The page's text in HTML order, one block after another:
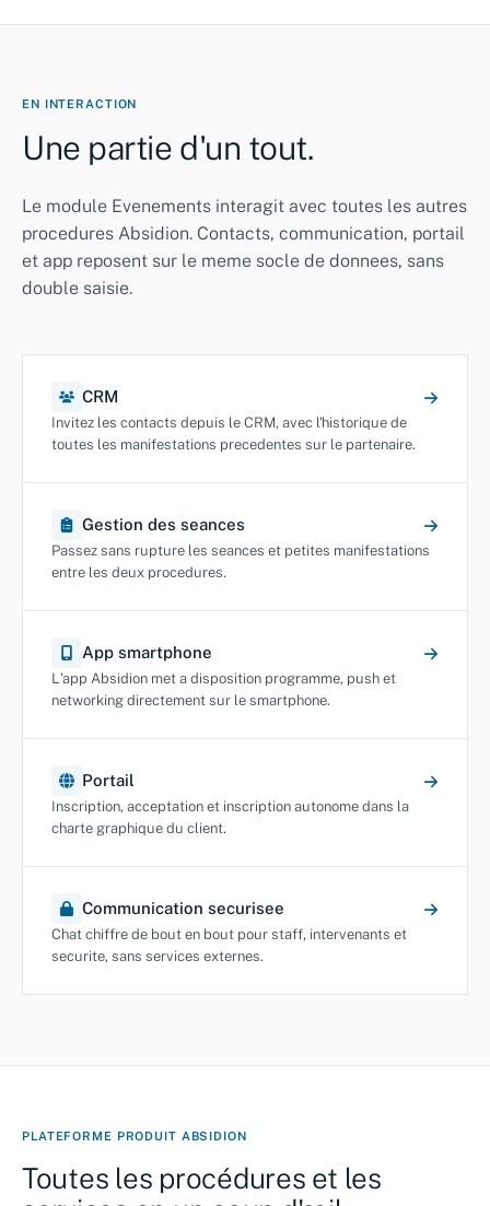
EN INTERACTION
Une partie d'un tout.
Le module Evenements interagit avec toutes les autres
procedures Absidion. Contacts, communication, portail
et app reposent sur le meme socle de donnees, sans
double saisie.
CRM
Invitez les contacts depuis le CRM, avec l'historique de
toutes les manifestations precedentes sur le partenaire.
Gestion des seances
Passez sans rupture les seances et petites manifestations
entre les deux procedures.
App smartphone
L'app Absidion met a disposition programme, push et
networking directement sur le smartphone.
Portail
Inscription, acceptation et inscription autonome dans la
charte graphique du client.
Communication securisee
Chat chiffre de bout en bout pour staff, intervenants et
securite, sans services externes.
PLATEFORME PRODUIT ABSIDION
Toutes les procédures et les